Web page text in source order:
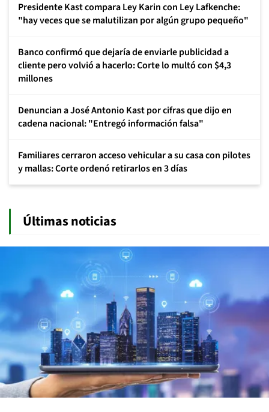
Presidente Kast compara Ley Karin con Ley Lafkenche:
"hay veces que se malutilizan por algún grupo pequeño"
Banco confirmó que dejaría de enviarle publicidad a
cliente pero volvió a hacerlo: Corte lo multó con $4,3
millones
Denuncian a José Antonio Kast por cifras que dijo en
cadena nacional: "Entregó información falsa"
Familiares cerraron acceso vehicular a su casa con pilotes
y mallas: Corte ordenó retirarlos en 3 días
Últimas noticias